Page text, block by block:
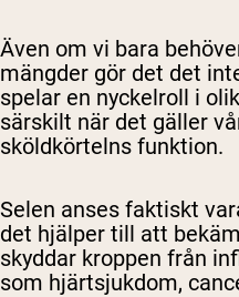
Även om vi bara
mängder gör det det
spelar en nyckelroll i
särskilt när det gäller
sköldkörtelns funktion.
Selen anses faktiskt
det hjälper till att
skyddar kroppen från
som hjärtsjukdom,